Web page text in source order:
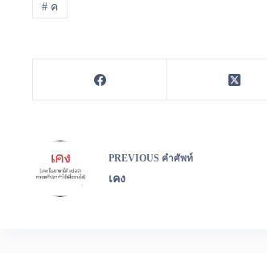
#ค
PREVIOUS คำศัพท์
เคง